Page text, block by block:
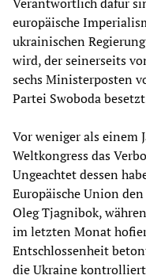
europäische
ukrainischen
wird, der seinerseits
sechs Ministerposten
Partei Swoboda
Vor weniger als einem
Weltkongress das
Ungeachtet dessen
Europäische Union
Oleg Tjagnibok,
im letzten Monat
Entschlossenheit
die Ukraine